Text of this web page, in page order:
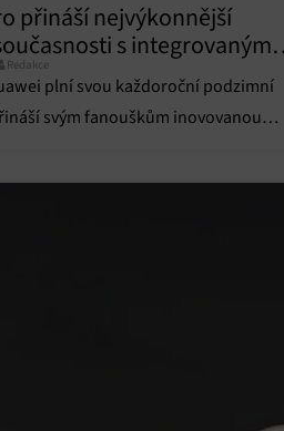
přináší nejvýkonnější
s integrovaným
Redakce
plní svou každoroční podzimní
svým fanouškům inovovanou
Pro.